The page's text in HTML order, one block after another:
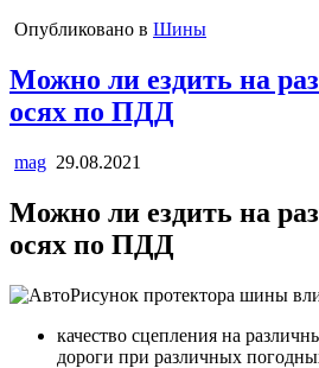
Опубликовано в Шины
Можно ли ездить на
осях по ПДД
mag 29.08.2021
Можно ли ездить на
осях по ПДД
Рисунок протектора шины
качество сцепления на
дороги при различных